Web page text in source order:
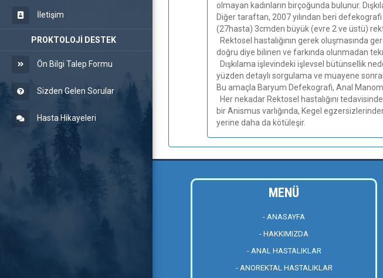
İletişim
PROKTOLOJİ DESTEK
Ön Bilgi Talep Formu
Sizden Gelen Sorular
Hasta Hikayeleri
olmayan kadınların birçoğunda bulunur.
Diğer taraftan, 2007 yılından beri
(27hasta) 3cmden büyük (evre 2 ve üstü)
Rektosel hastalığının gerek oluşmasında
doğru diye bilinen ve farkında olunmadan
Dışkılama işlevindeki işlevsel bütünsellik
yüzden detaylı sorgulama ve muayene
Bu amaçla Baryum Defekografi, Anal
Her nekadar Rektosel hastalığını
bir Anismus varlığında, Kegel
yerine daha da kötüleşir.
MENÜ
- ANASAYFA
- HAKKIMIZDA
- ANAL HASTALIKLAR
- ANOREKTAL HASTALIKLAR